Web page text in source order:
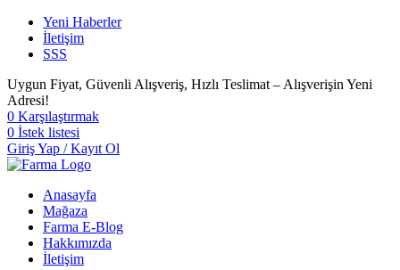
Yeni Haberler
İletişim
SSS
Uygun Fiyat, Güvenli Alışveriş, Hızlı Teslimat – Alışverişin Yeni
Adresi!
0 Karşılaştırmak
0 İstek listesi
Giriş Yap / Kayıt Ol
Anasayfa
Mağaza
Farma E-Blog
Hakkımızda
İletişim